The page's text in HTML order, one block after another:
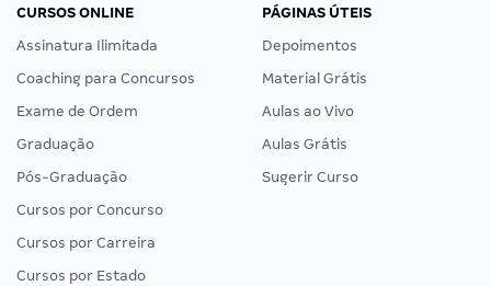
CURSOS ONLINE
Assinatura Ilimitada
Coaching para Concursos
Exame de Ordem
Graduação
Pós-Graduação
Cursos por Concurso
Cursos por Carreira
Cursos por Estado
PÁGINAS ÚTEIS
Depoimentos
Material Grátis
Aulas ao Vivo
Aulas Grátis
Sugerir Curso